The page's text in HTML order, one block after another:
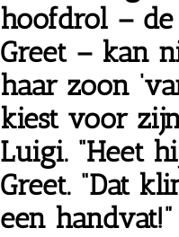
hoofdrol – de
Greet – kan
haar zoon
kiest voor
Luigi. “Heet
Greet. “Dat
een handvat!”